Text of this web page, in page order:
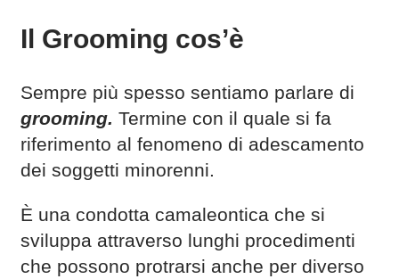
Il Grooming cos’è
Sempre più spesso sentiamo parlare di
grooming. Termine con il quale si fa
riferimento al fenomeno di adescamento
dei soggetti minorenni.
È una condotta camaleontica che si
sviluppa attraverso lunghi procedimenti
che possono protrarsi anche per diverso